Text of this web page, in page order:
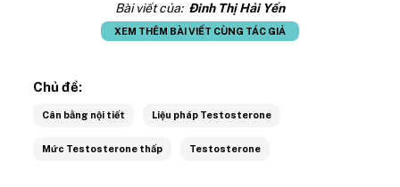
Bài viết của: Đinh Thị Hải Yến
XEM THÊM BÀI VIẾT CÙNG TÁC GIẢ
Chủ đề:
Cân bằng nội tiết Liệu pháp Testosterone
Mức Testosterone thấp Testosterone